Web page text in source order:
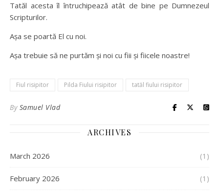
Tatăl acesta îl întruchipează atât de bine pe Dumnezeul
Scripturilor.
Așa se poartă El cu noi.
Așa trebuie să ne purtăm și noi cu fiii și fiicele noastre!
Fiul risipitor Pilda Fiului risipitor tatăl fiului risipitor
By Samuel Vlad
ARCHIVES
March 2026 (1)
February 2026 (1)